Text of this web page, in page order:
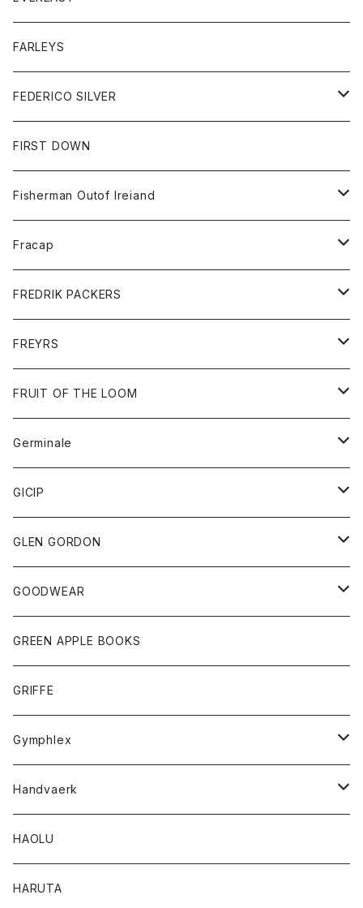
シャツ
セーター
ボトム
ショートパンツ
パンツ
レディース
コート
ジャケット
Tシャツ
ボトム
トップス
ジャケット
スエットシャツ
ボトム
スエットパンツ
グッズ
帽子
FARLEYS
FEDERICO SILVER
アクセサリー
FIRST DOWN
Fisherman Outof Ireiand
ニット
Fracap
グッズ
靴
FREDRIK PACKERS
アクセサリー
バッグ
FREYRS
サングラス
FRUIT OF THE LOOM
アウター
パーカー
グッズ
ネクタイ
チーフ
トップス
シャツ
タンクトップ
ボトム
ショートパンツ
スカート
レディース
スカート
Tシャツ
Germinale
靴
サンダル
GICIP
トップス
Tシャツ
GLEN GORDON
グッズ
手袋
GOODWEAR
トップス
Tシャツ
GREEN APPLE BOOKS
GRIFFE
Gymphlex
アウター
カーディガン
コート
トップス
シャツ
レディース
Handvaerk
トップス
Tシャツ
HAOLU
HARUTA